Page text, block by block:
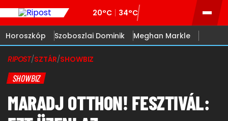
20°C 34°C
Horoszkóp Szoboszlai Dominik Meghan Markle
RIPOST/SZTÁR/SHOWBIZ
SHOWBIZ
MARADJ OTTHON! FESZTIVÁL: